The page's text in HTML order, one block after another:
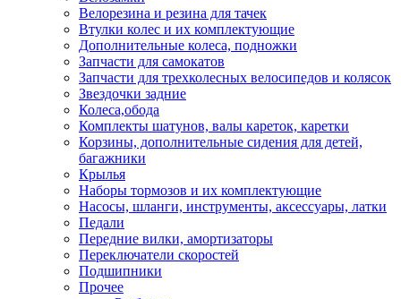
Велорезина и резина для тачек
Втулки колес и их комплектующие
Дополнительные колеса, подножки
Запчасти для самокатов
Запчасти для трехколесных велосипедов и колясок
Звездочки задние
Колеса,обода
Комплекты шатунов, валы кареток, каретки
Корзины, дополнительные сидения для детей,
багажники
Крылья
Наборы тормозов и их комплектующие
Насосы, шланги, инструменты, аксессуары, латки
Педали
Передние вилки, амортизаторы
Переключатели скоростей
Подшипники
Прочее